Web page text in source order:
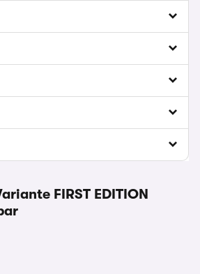
FIRST EDITION